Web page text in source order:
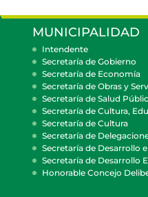
MUNICIPALIDAD
Intendente
Secretaría de Gobierno
Secretaría de Economía
Secretaría de Obras y
Secretaría de Salud
Secretaría de Cultura,
Secretaría de Cultura
Secretaría de
Secretaría de Desarrollo
Secretaría de Desarrollo
Honorable Concejo